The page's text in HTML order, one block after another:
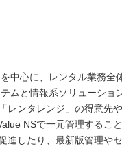
中心に、レンタル業務全
ムと情報系ソリューショ
レンタレンジ」の得意先
NSで一元管理するこ
進したり、最新版管理や